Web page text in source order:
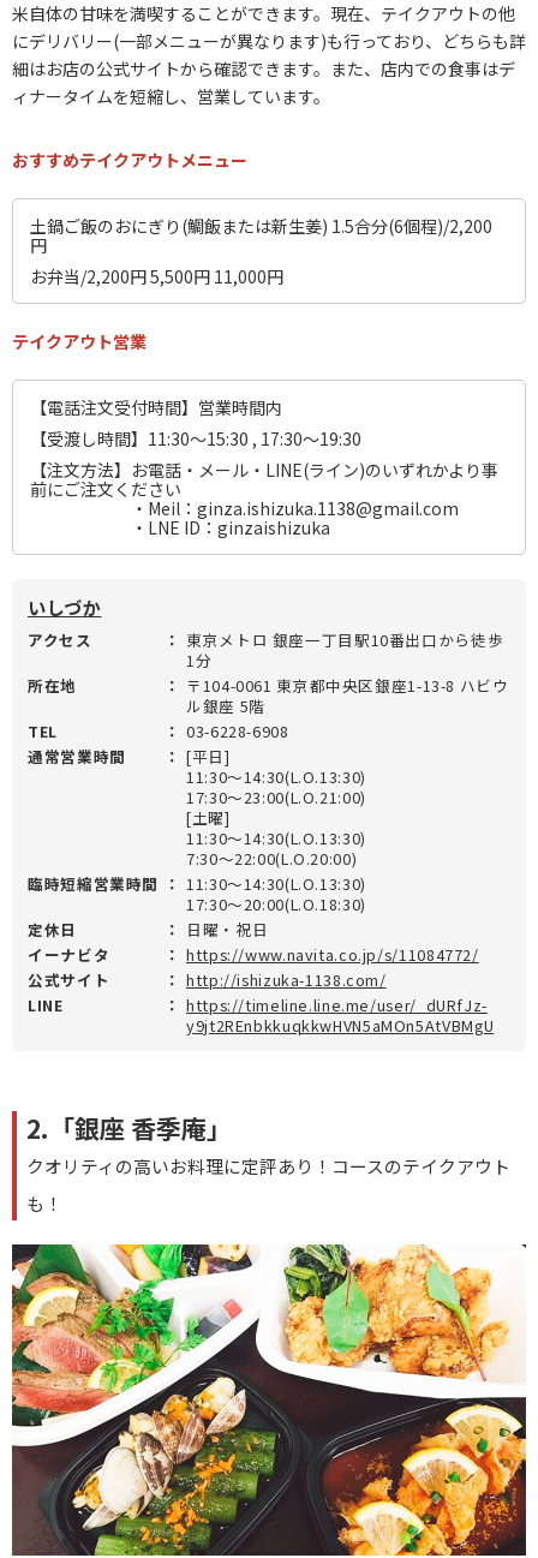
米自体の甘味を満喫することができます。現在、テイクアウトの他
にデリバリー(一部メニューが異なります)も行っており、どちらも詳
細はお店の公式サイトから確認できます。また、店内での食事はデ
ィナータイムを短縮し、営業しています。
おすすめテイクアウトメニュー
土鍋ご飯のおにぎり(鯛飯または新生姜) 1.5合分(6個程)/2,200
円
お弁当/2,200円 5,500円 11,000円
テイクアウト営業
【電話注文受付時間】営業時間内
【受渡し時間】11:30～15:30 , 17:30～19:30
【注文方法】お電話・メール・LINE(ライン)のいずれかより事
前にご注文ください
・Meil：ginza.ishizuka.1138@gmail.com
・LNE ID：ginzaishizuka
いしづか
アクセス ： 東京メトロ 銀座一丁目駅10番出口から徒歩
1分
所在地
：
〒104-0061 東京都中央区銀座1-13-8 ハビウ
ル銀座 5階
TEL
： 03-6228-6908
通常営業時間
： [平日]
11:30～14:30(L.O.13:30)
17:30～23:00(L.O.21:00)
[土曜]
11:30～14:30(L.O.13:30)
7:30～22:00(L.O.20:00)
臨時短縮営業時間
： 11:30～14:30(L.O.13:30)
17:30～20:00(L.O.18:30)
定休日
：
日曜・祝日
イーナビタ
： https://www.navita.co.jp/s/11084772/
公式サイト
： http://ishizuka-1138.com/
LINE
： https://timeline.line.me/user/_dURfJz-
y9jt2REnbkkuqkkwHVN5aMOn5AtVBMgU
2.「銀座 香季庵」
クオリティの高いお料理に定評あり！コースのテイクアウト
も！